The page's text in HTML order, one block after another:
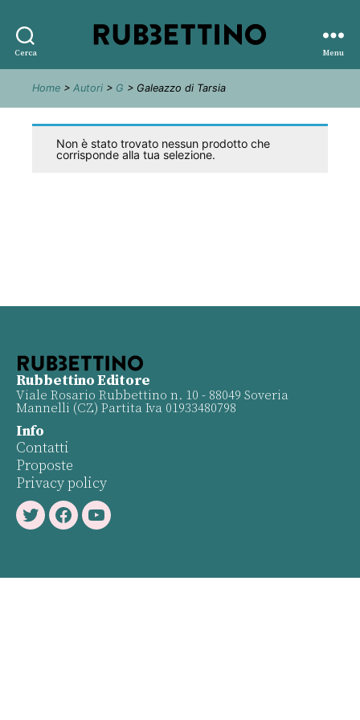
Cerca
editore
Menu
Home > Autori > G > Galeazzo di Tarsia
Non è stato trovato nessun prodotto che
corrisponde alla tua selezione.
Rubbettino Editore
Viale Rosario Rubbettino n. 10 - 88049 Soveria
Mannelli (CZ) Partita Iva 01933480798
Info
Contatti
Proposte
Privacy policy
TwitterFacebookYoutube